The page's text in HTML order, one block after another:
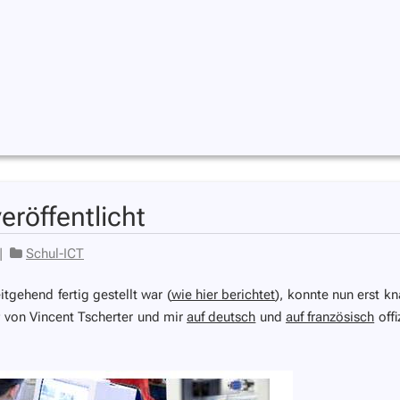
| Schul-ICT
fertig gestellt war (wie hier berichtet), konnte nun erst
von Vincent Tscherter und mirauf deutsch und auf französisch